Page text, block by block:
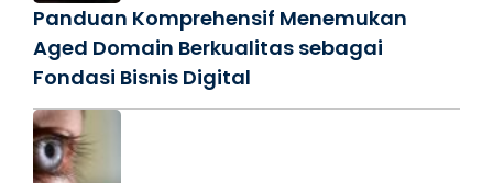
Panduan Komprehensif Menemukan
Aged Domain Berkualitas sebagai
Fondasi Bisnis Digital